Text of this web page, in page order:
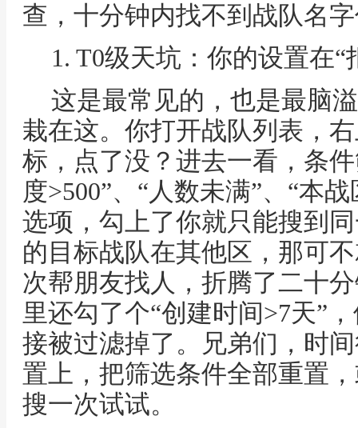
查，十分钟内找不到战队名
1. T0级天坑：你的设置在“
这是最常见的，也是最脑
栽在这。你打开战队列表，
标，点了没？进去一看，条
度>500”、“人数未满”、“本
选项，勾上了你就只能搜到
的目标战队在其他区，那可
次帮朋友找人，折腾了二十
里还勾了个“创建时间>7天”
接被过滤掉了。兄弟们，时
置上，把筛选条件全部重置
搜一次试试。